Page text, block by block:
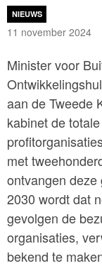
NIEUWS
11 november 2024
Minister voor
aan de Tweede
kabinet de
met
ontvangen
2030 wordt dat
gevolgen de
organisaties,
bekend te